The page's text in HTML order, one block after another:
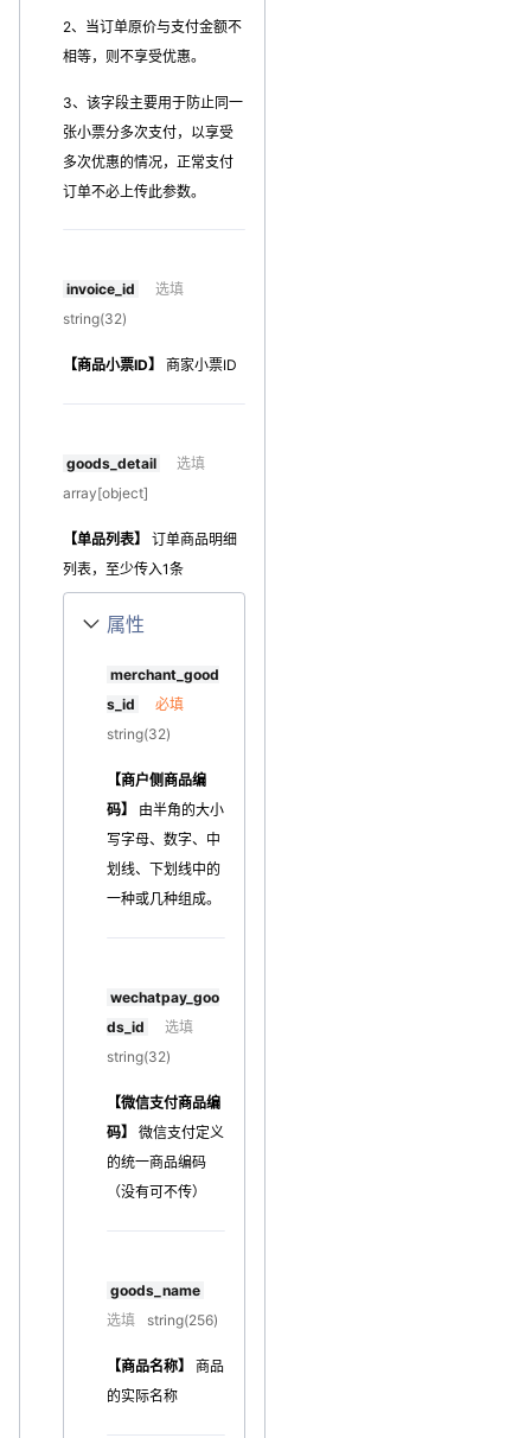
2、当订单原价与支付金额不
相等，则不享受优惠。
3、该字段主要用于防止同一
张小票分多次支付，以享受
多次优惠的情况，正常支付
订单不必上传此参数。
invoice_id
选填
string(32)
【商品小票ID】 商家小票ID
goods_detail
选填
array[object]
【单品列表】
订单商品明细
列表，至少传入1条
属性
merchant_good
s_id
必填
string(32)
【商户侧商品编
码】
由半角的大小
写字母、数字、中
划线、下划线中的
一种或几种组成。
wechatpay_goo
ds_id
选填
string(32)
【微信支付商品编
码】
微信支付定义
的统一商品编码
（没有可不传）
goods_name
选填
string(256)
【商品名称】
商品
的实际名称